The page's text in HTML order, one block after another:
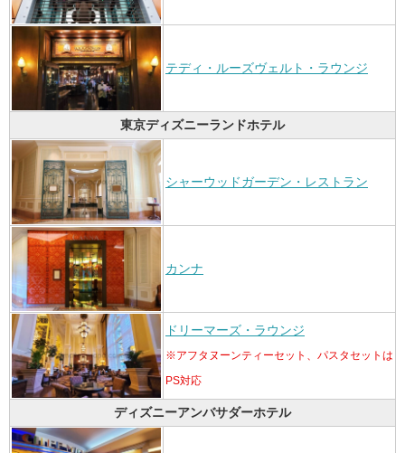
テディ・ルーズヴェルト・ラウンジ
東京ディズニーランドホテル
シャーウッドガーデン・レストラン
カンナ
ドリーマーズ・ラウンジ
※アフタヌーンティーセット、パスタセットは
PS対応
ディズニーアンバサダーホテル